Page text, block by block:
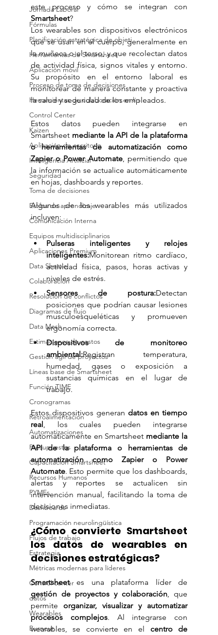
Jornada Laboral
Fórmulas
Planificación estratégica de objeti
Herramientas de Smartsheet
Aplicación móvil
Proceso de toma de decisiones
Herramientas de colaboración en lín
Control Center
Kaizen
Aplicación de escritorio
Inteligencia Artificial
Seguridad
Toma de decisiones
Estilos de aprendizaje
Comunicación Interna
Equipos multidisciplinarios
Aplicaciones Premium
Data Shuttle
Colaboración
Resolución de conflictos
Diagramas de flujo
Data Mesh
Estimaciones de costos
Gestión ágil de proyectos
Líneas base de Smartsheet
Función TIME
Cronogramas
Retroalimentación
Automatizaciones
Presupuestos
Capacitación Smartsheet
Recursos Humanos
PYMEs
Dashboards
Programación neurolingüística
Flujos de trabajo
Estrategia
Métricas modernas para líderes
Control center
datos
Wearables
Burnout
Smartsheet?
Los wearables son dispositivos electrónicos
que se usan en el cuerpo, generalmente en
la muñeca o el torso, y que recolectan datos
de actividad física, signos vitales y entorno.
Su propósito en el entorno laboral es
monitorear de manera constante y proactiva
la salud y seguridad de los empleados.
Estos datos pueden integrarse en
Smartsheet mediante la API de la plataforma
o herramientas de automatización como
Zapier o Power Automate, permitiendo que
la información se actualice automáticamente
en hojas, dashboards y reportes.
Algunos de los wearables más utilizados
incluyen:
Pulseras inteligentes y relojes
inteligentes:Monitorean ritmo cardíaco,
actividad física, pasos, horas activas y
niveles de estrés.
Sensores de postura:Detectan
posiciones que podrían causar lesiones
musculoesqueléticas y promueven
ergonomía correcta.
Dispositivos de monitoreo
ambiental:Registran temperatura,
humedad, gases o exposición a
sustancias químicas en el lugar de
trabajo.
Estos dispositivos generan datos en tiempo
real , los cuales pueden integrarse
automáticamente en Smartsheet mediante la
API de la plataforma o herramientas de
automatización como Zapier o Power
Automate. Esto permite que los dashboards,
alertas y reportes se actualicen sin
intervención manual, facilitando la toma de
decisiones inmediatas.
¿Cómo convierte Smartsheet
los datos de wearables en
decisiones estratégicas?
Smartsheet
gestión de proyectos y colaboración , que
permite organizar, visualizar y automatizar
procesos complejos. Al integrarse con
wearables, se convierte en el centro de